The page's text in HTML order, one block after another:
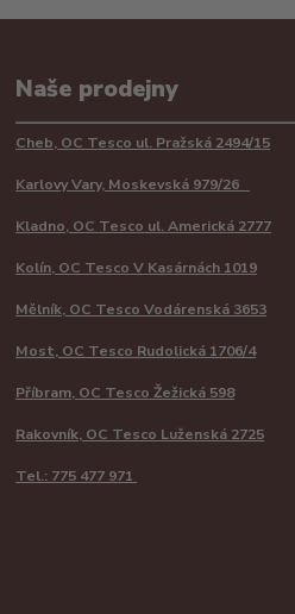
Naše prodejny
Cheb, OC Tesco ul. Pražská 2494/15
Karlovy Vary, Moskevská 979/26
Kladno, OC Tesco ul. Americká 2777
Kolín, OC Tesco V Kasárnách 1019
Mělník, OC Tesco Vodárenská 3653
Most, OC Tesco Rudolická 1706/4
Příbram, OC Tesco Žežická 598
Rakovník, OC Tesco Luženská 2725
Tel.: 775 477 971